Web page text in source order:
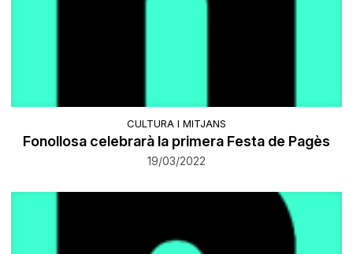
CULTURA I MITJANS
Fonollosa celebrarà la primera Festa de Pagès
19/03/2022